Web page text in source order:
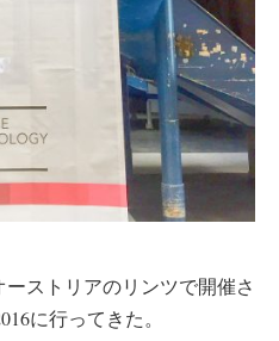
ストリアのリンツで開催さ
に行ってきた。